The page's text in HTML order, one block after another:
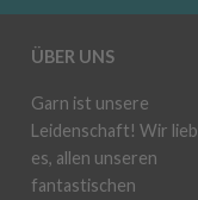
ÜBER UNS
Garn ist unsere
Leidenschaft! Wir
es, allen unseren
fantastischen